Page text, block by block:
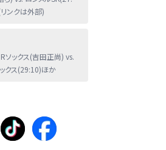
ンクは外部)
Rソックス(吉田正尚) vs.
クス(29:10)ほか